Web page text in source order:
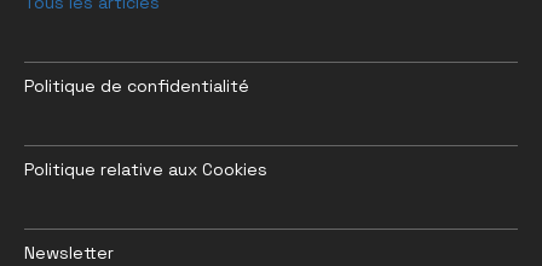
Politique de confidentialité
Politique relative aux Cookies
Newsletter